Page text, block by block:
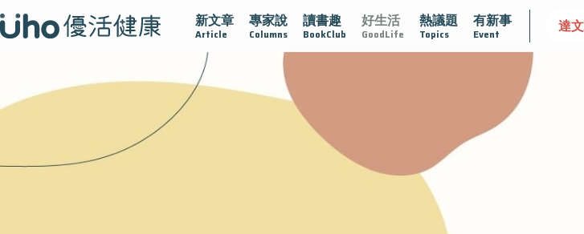
新文章
Article
專家說
Columns
讀書趣
BookClub
好生活
GoodLife
熱議題
Topics
有新事
Event
疫情保衛戰 再生醫學 愛的未來視 認識攝護腺肥大 守護骨骼健康 達文西手術專欄